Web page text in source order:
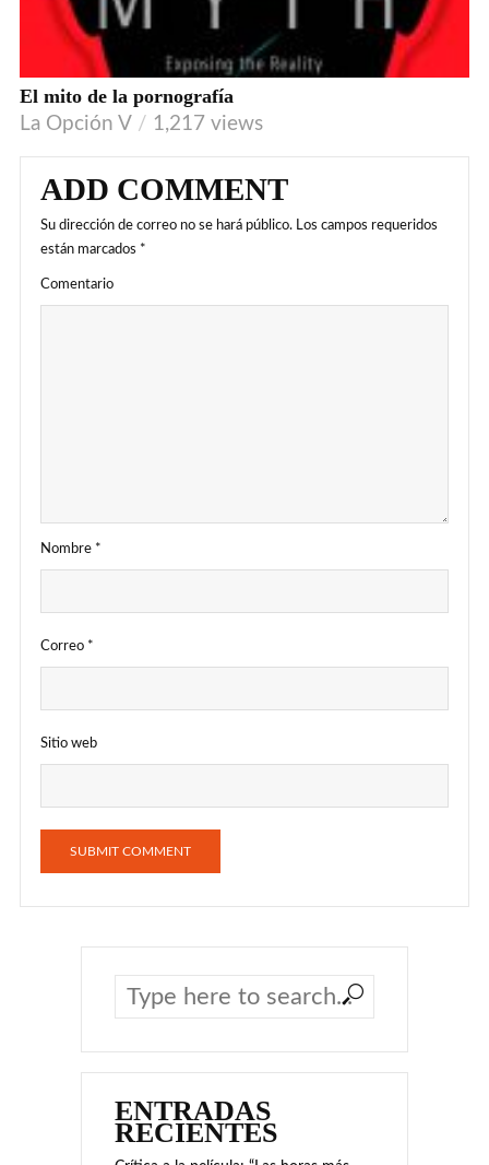
El mito de la pornografía
La Opción V 1,217 views
ADD COMMENT
Su dirección de correo no se hará público. Los campos requeridos
están marcados *
Comentario
Nombre *
Correo *
Sitio web
ENTRADAS
RECIENTES